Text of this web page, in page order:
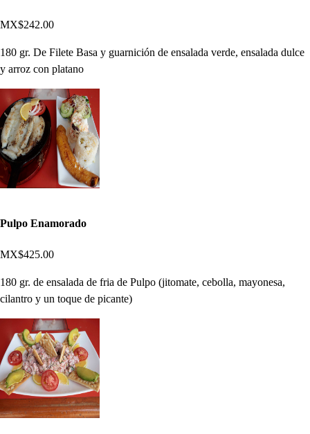
MX$242.00
180 gr. De Filete Basa y guarnición de ensalada verde, ensalada dulce
y arroz con platano
Pulpo Enamorado
MX$425.00
180 gr. de ensalada de fria de Pulpo (jitomate, cebolla, mayonesa,
cilantro y un toque de picante)